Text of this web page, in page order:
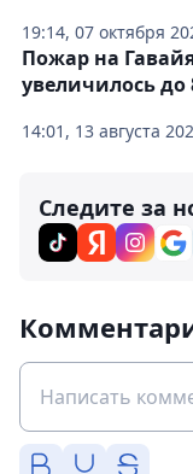
19:14, 07 октября
14:01, 13 августа
Пожар на
увеличилось до
Следите за